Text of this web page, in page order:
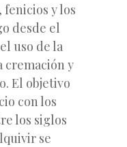
y los
desde el
uso de la
cremación y
El objetivo
con los
los siglos
se